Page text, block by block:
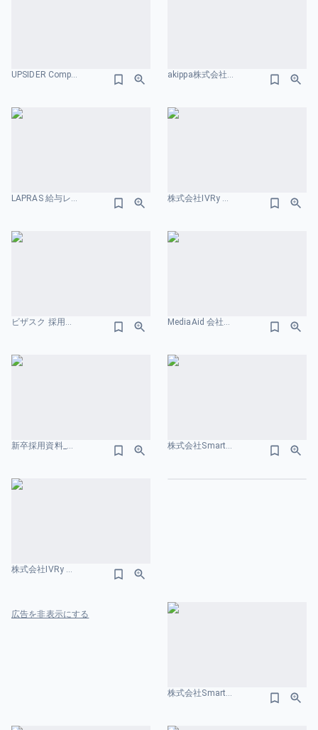
UPSIDER Company Deck 給与レンジのスライドデザイン akippa株式会社｜Company Deck 給与レンジのスライドデザイン
LAPRAS 給与レンジのスライドデザイン 株式会社IVRy 会社紹介資料 給与レンジのスライドデザイン
ビザスク 採用ピッチ資料 給与レンジのスライドデザイン MediaAid 会社紹介資料 評価制度のスライドデザイン
新卒採用資料_madoguchi-culture-deck-v1.26 給与レンジのスライドデザイン 株式会社SmartHR_会社紹介資料 給与レンジのスライドデザイン
株式会社IVRy 会社紹介資料 給与レンジのスライドデザイン
広告を非表示にする
株式会社SmartHR_会社紹介資料 給与レンジのスライドデザイン